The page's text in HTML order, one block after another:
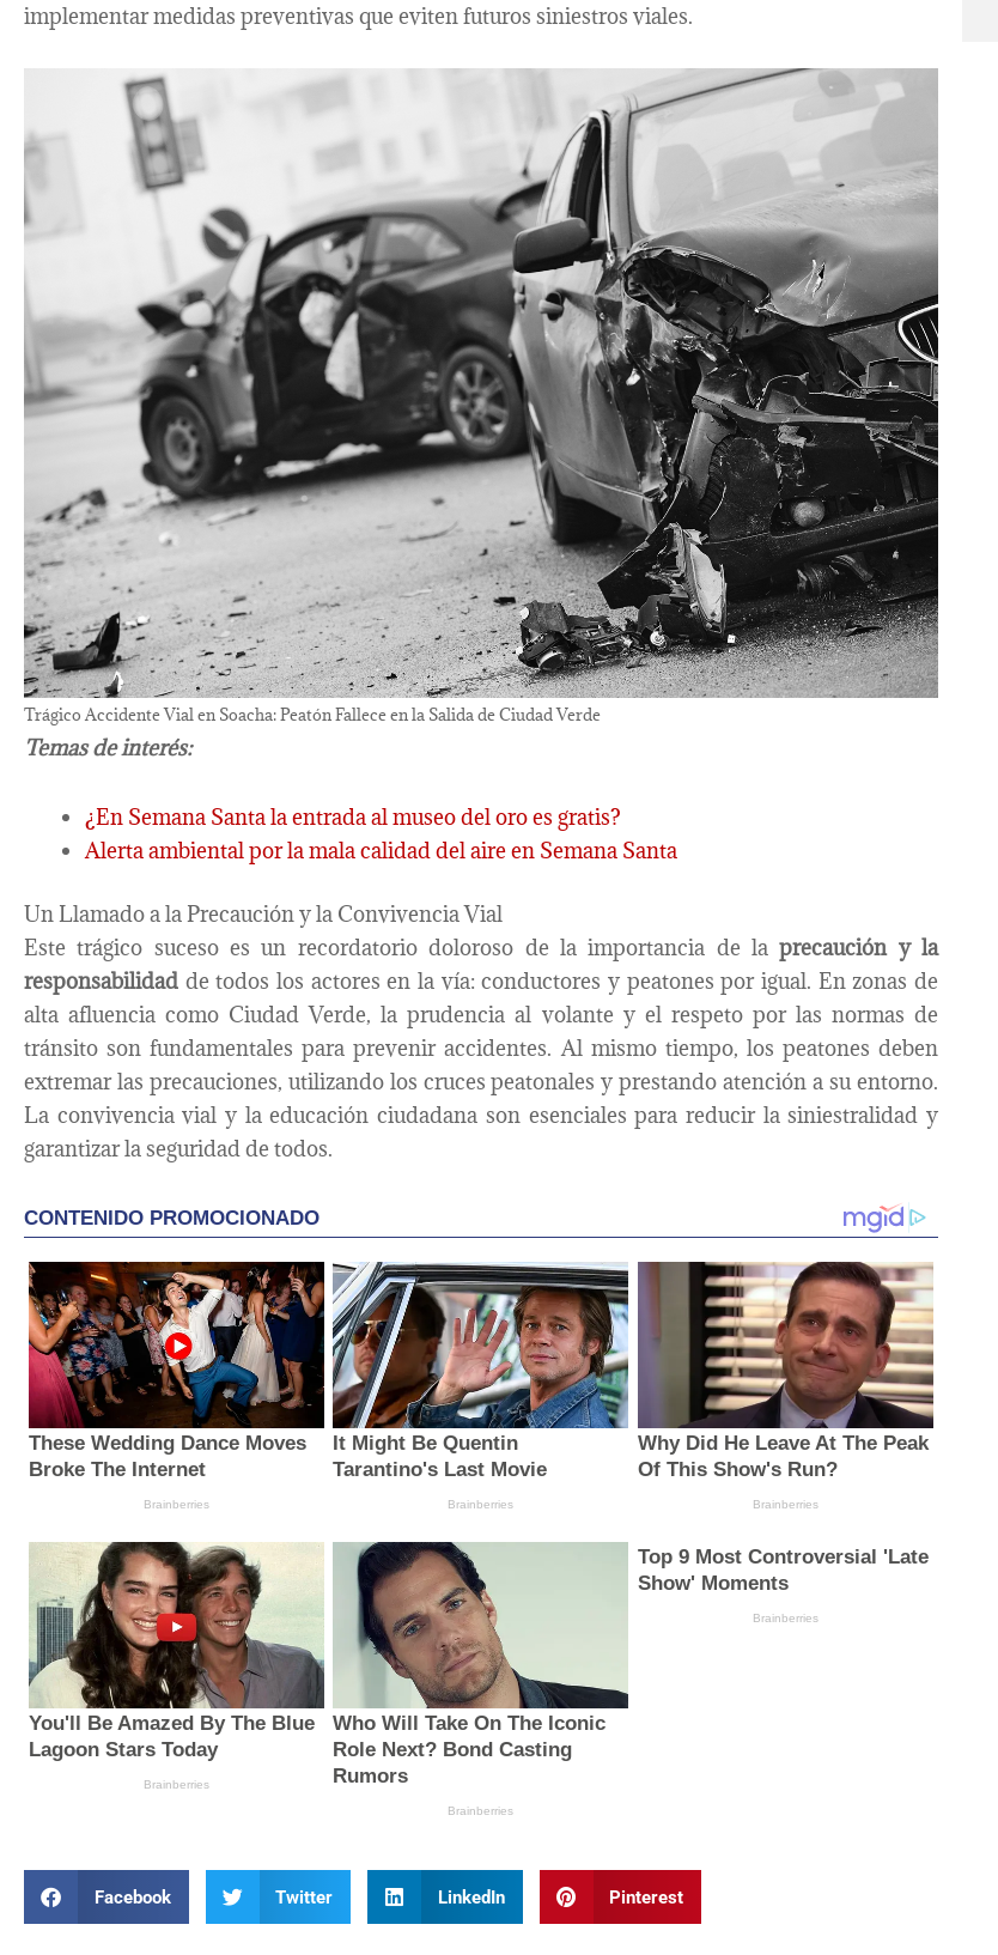
implementar medidas preventivas que eviten futuros siniestros viales.
Trágico Accidente Vial en Soacha: Peatón Fallece en la Salida de Ciudad Verde
Temas de interés:
¿En Semana Santa la entrada al museo del oro es gratis?
Alerta ambiental por la mala calidad del aire en Semana Santa
Un Llamado a la Precaución y la Convivencia Vial
Este trágico suceso es un recordatorio doloroso de la importancia de laprecaución y la
responsabilidad de todos los actores en la vía: conductores y peatones por igual. En zonas de
alta afluencia como Ciudad Verde, la prudencia al volante y el respeto por las normas de
tránsito son fundamentales para prevenir accidentes. Al mismo tiempo, los peatones deben
extremar las precauciones, utilizando los cruces peatonales y prestando atención a su entorno.
La convivencia vial y la educación ciudadana son esenciales para reducir la siniestralidad y
garantizar la seguridad de todos.
Facebook Twitter LinkedIn Pinterest